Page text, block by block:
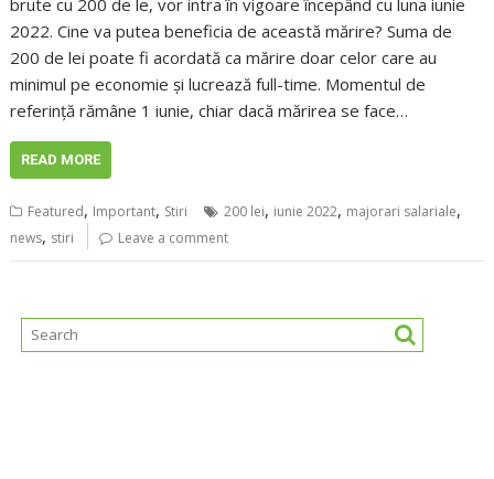
brute cu 200 de le, vor intra în vigoare începând cu luna iunie
2022. Cine va putea beneficia de această mărire? Suma de
200 de lei poate fi acordată ca mărire doar celor care au
minimul pe economie și lucrează full-time. Momentul de
referință rămâne 1 iunie, chiar dacă mărirea se face…
READ MORE
Featured, Important, Stiri 200 lei, iunie 2022, majorari salariale,
news, stiri Leave a comment